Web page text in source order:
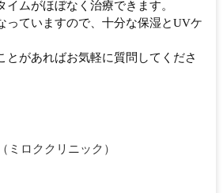
イムがほぼなく治療できます。
っていますので、十分な保湿とUVケ
とがあればお気軽に質問してくださ
ミロククリニック）